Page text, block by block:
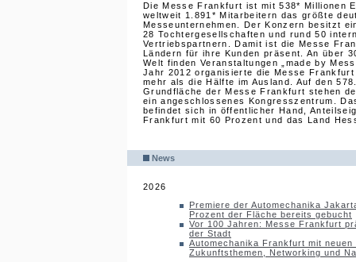
Die Messe Frankfurt ist mit 538* Millionen
weltweit 1.891* Mitarbeitern das größte
Messeunternehmen. Der Konzern besitzt
28 Tochtergesellschaften und rund 50
Vertriebspartnern. Damit ist die Messe
Ländern für ihre Kunden präsent. An über
Welt finden Veranstaltungen „made by
Jahr 2012 organisierte die Messe
mehr als die Hälfte im Ausland. Auf den
Grundfläche der Messe Frankfurt stehen
ein angeschlossenes Kongresszentrum.
befindet sich in öffentlicher Hand,
Frankfurt mit 60 Prozent und das Land
News
2026
Premiere der Automechanika
Prozent der Fläche bereits gebucht
Vor 100 Jahren: Messe Frankfurt
der Stadt
Automechanika Frankfurt mit neuen
Zukunftsthemen, Networking und